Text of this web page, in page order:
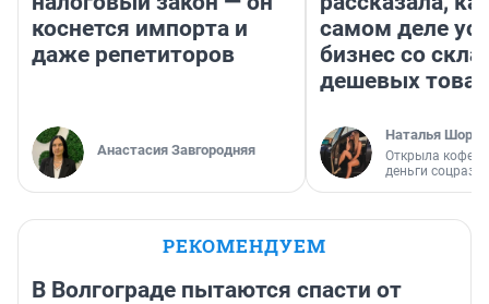
коснется импорта и
даже репетиторов
Анастасия Завгородняя
самом деле
бизнес со
дешевых
Наталья
Открыла
деньги
РЕКОМЕНДУЕМ
В Волгограде пытаются спасти от